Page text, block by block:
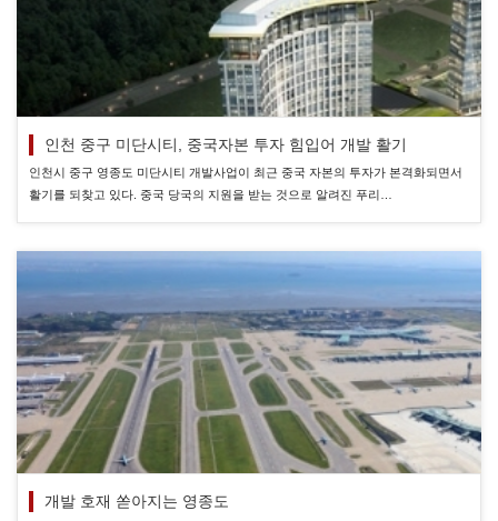
인천 중구 미단시티, 중국자본 투자 힘입어 개발 활기
인천시 중구 영종도 미단시티 개발사업이 최근 중국 자본의 투자가 본격화되면서
활기를 되찾고 있다. 중국 당국의 지원을 받는 것으로 알려진 푸리…
개발 호재 쏟아지는 영종도